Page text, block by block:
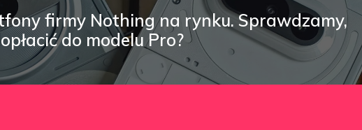
firmy Nothing na rynku. Sprawdzamy,
do modelu Pro?